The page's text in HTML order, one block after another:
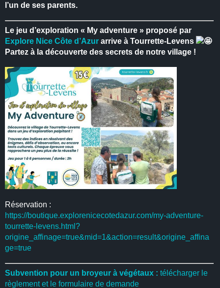
l’un de ses parents.
Le jeu d’exploration « My adventure » proposé par
Explore Nice Côte d’Azur arrive à Tourrette-Levens
Partez à la découverte des secrets de notre village !
Réservation :
https://boutique.explorenicecotedazur.com/my-adventure-
tourrette-levens.html?
origine_affinage=true&mid=1&action=result&origine_affina
ge=true
Subvention pour un broyeur à végétaux : télécharger le
règlement et le formulaire de demande